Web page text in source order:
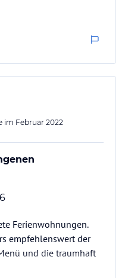
im Februar 2022
Ferienwohnungen.
empfehlenswert der
und die traumhaft